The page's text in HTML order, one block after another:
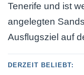
Tenerife und ist
angelegten
Ausflugsziel auf
DERZEIT BELIEBT: